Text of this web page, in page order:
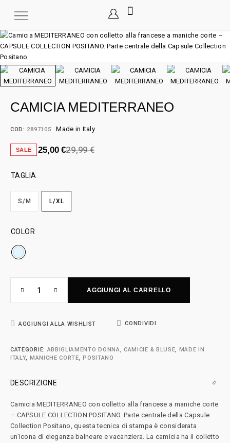
CAMICIA MEDITERRANEO
COD: 2897105 Made in Italy
SALE 29,99€
25,00€
TAGLIA
S/M L/XL
COLOR
AGGIUNGI AL CARRELLO
AGGIUNGI ALLA WISHLIST CONDIVIDI
CATEGORIE: ABBIGLIAMENTO DONNA, CAMICIE & BLUSE, MADE IN
ITALY, MANICHE CORTE,POSITANO
DESCRIZIONE
Camicia MEDITERRANEO con colletto alla francese a maniche corte
– CAPSULE COLLECTION POSITANO. Parte centrale della Capsule
Collection Positano, questa tecnica di stampa è considerata
un’icona di eleganza balneare e vacanziera. La camicia ha il colletto